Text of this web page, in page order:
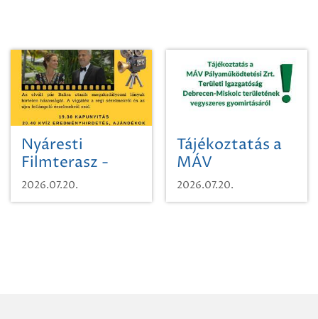
Nyáresti
Filmterasz -
Beugró a
Paradicsomba
2026.07.20.
Tájékoztatás a
MÁV
Pályaműködtetési
Zrt. Területi
2026.07.20.